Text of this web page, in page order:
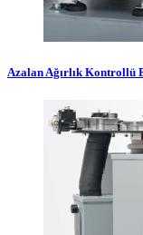
Azalan Ağırlık Kontrollü